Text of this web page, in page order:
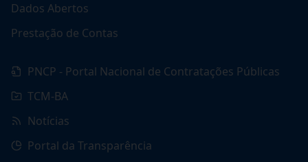
Dados Abertos
Prestação de Contas
PNCP - Portal Nacional de Contratações Públicas
TCM-BA
Notícias
Portal da Transparência